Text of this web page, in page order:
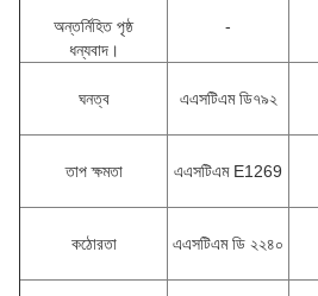
অন্তর্নিহিত পৃষ্ঠ
ধন্যবাদ।
-
ঘনত্ব এএসটিএম ডি৭৯২
তাপ ক্ষমতা এএসটিএম E1269
কঠোরতা এএসটিএম ডি ২২৪০